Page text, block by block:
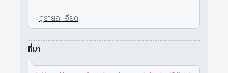
ดูรายละเอียด
ที่มา